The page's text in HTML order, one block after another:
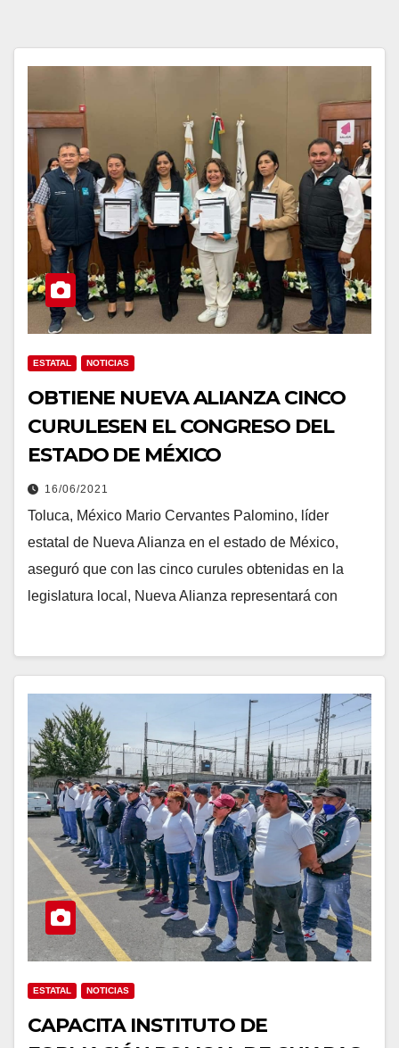
ESTATAL NOTICIAS
OBTIENE NUEVA ALIANZA CINCO
CURULESEN EL CONGRESO DEL
ESTADO DE MÉXICO
16/06/2021
Toluca, México Mario Cervantes Palomino, líder
estatal de Nueva Alianza en el estado de México,
aseguró que con las cinco curules obtenidas en la
legislatura local, Nueva Alianza representará con
ESTATAL NOTICIAS
CAPACITA INSTITUTO DE